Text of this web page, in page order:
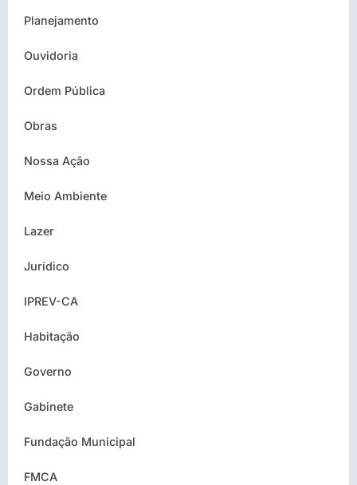
Planejamento
Ouvidoria
Ordem Pública
Obras
Nossa Ação
Meio Ambiente
Lazer
Jurídico
IPREV-CA
Habitação
Governo
Gabinete
Fundação Municipal
FMCA